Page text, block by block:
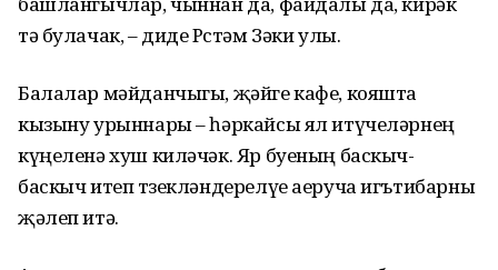
тә булачак, – диде Рөстәм Зәки улы.
Балалар мәйданчыгы, җәйге кафе, кояшта
кызыну урыннары – һәркайсы ял итүчеләрнең
күңеленә хуш киләчәк. Яр буеның баскыч-
баскыч итеп төзекләндерелүе аеруча игътибарны
җәлеп итә.